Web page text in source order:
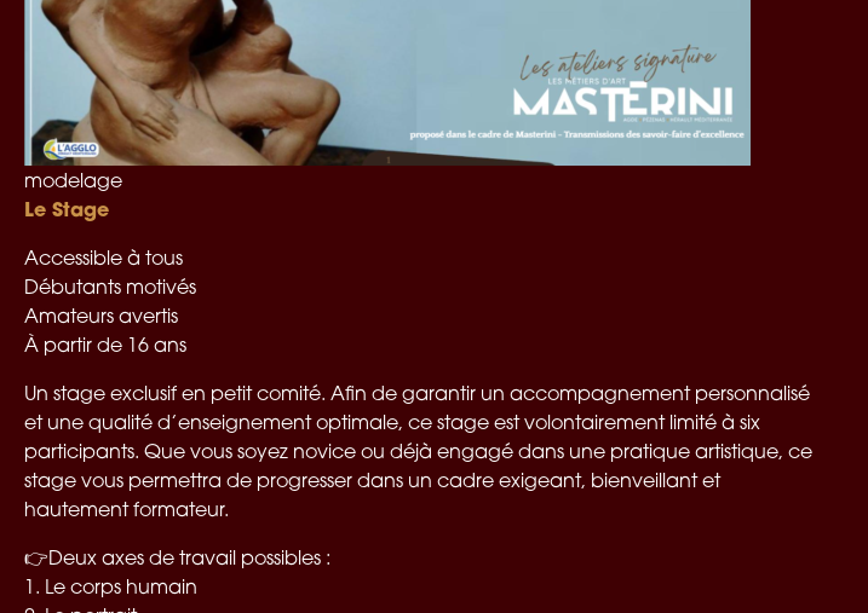
modelage
Le Stage
Accessible à tous
Débutants motivés
Amateurs avertis
À partir de 16 ans
Un stage exclusif en petit comité. Afin de garantir un accompagnement personnalisé
et une qualité d’enseignement optimale, ce stage est volontairement limité à six
participants. Que vous soyez novice ou déjà engagé dans une pratique artistique, ce
stage vous permettra de progresser dans un cadre exigeant, bienveillant et
hautement formateur.
👉Deux axes de travail possibles :
1. Le corps humain